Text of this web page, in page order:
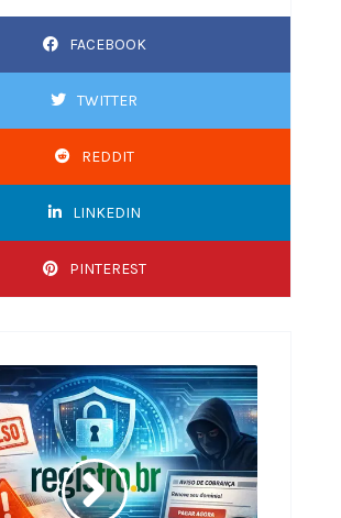
FACEBOOK
TWITTER
REDDIT
LINKEDIN
PINTEREST